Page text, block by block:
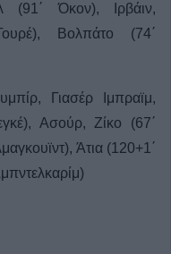
(91΄ Όκον), Ιρβάιν,
Βολπάτο (74΄
Γιασέρ Ιμπραϊμ,
Ασούρ, Ζίκο (67΄
Άτια (120+1΄